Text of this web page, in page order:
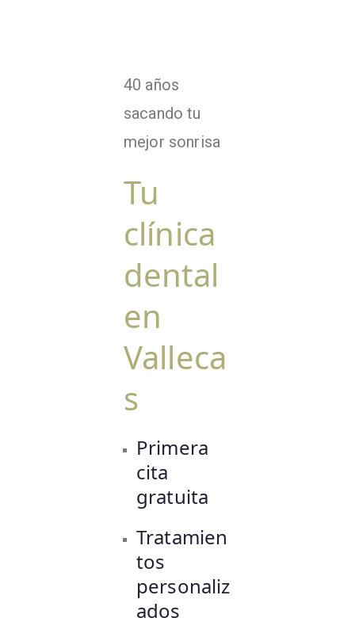
40 años
sacando tu
mejor sonrisa
Tu
clínica
dental
en
Valleca
s
Primera
cita
gratuita
Tratamien
tos
personaliz
ados